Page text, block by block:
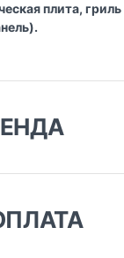
плита,
панель).
сочетание